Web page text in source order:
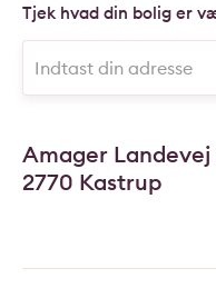
Tjek hvad din bolig er
Amager Landevej
2770 Kastrup